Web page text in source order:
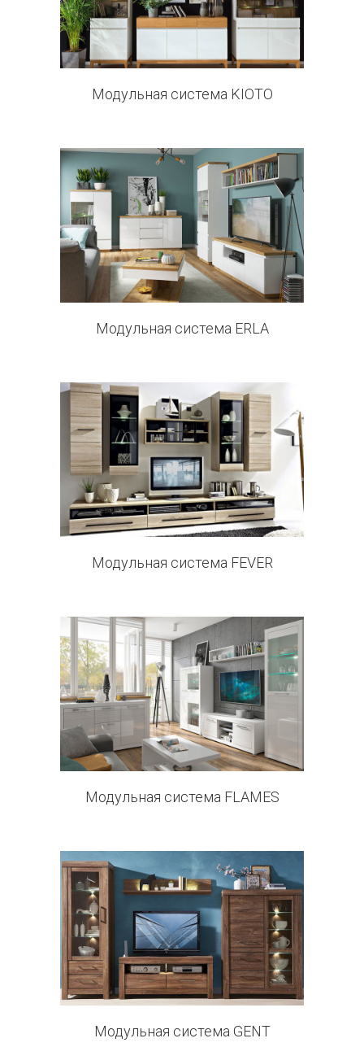
0 products
Модульная система KIOTO
11 products
Модульная система ERLA
3 products
Модульная система FEVER
6 products
Модульная система FLAMES
11 products
Модульная система GENT